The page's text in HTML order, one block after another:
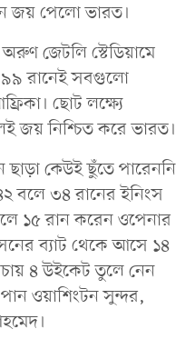
জয় পেলো ভারত।
জেটলি স্টেডিয়ামে
৯৯ রানেই সবগুলো
ছোট লক্ষ্যে
জয় নিশ্চিত করে ভারত।
কেউই ছুঁতে পারেননি
বলে ৩৪ রানের ইনিংস
১৫ রান করেন ওপেনার
ব্যাট থেকে আসে ১৪
৪ ‍উইকেট তুলে নেন
ওয়াশিংটন সুন্দর,